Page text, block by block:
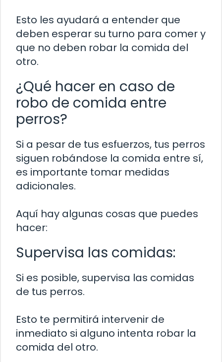
Esto les ayudará a entender que
deben esperar su turno para comer y
que no deben robar la comida del
otro.
¿Qué hacer en caso de
robo de comida entre
perros?
Si a pesar de tus esfuerzos, tus perros
siguen robándose la comida entre sí,
es importante tomar medidas
adicionales.
Aquí hay algunas cosas que puedes
hacer:
Supervisa las comidas:
Si es posible, supervisa las comidas
de tus perros.
Esto te permitirá intervenir de
inmediato si alguno intenta robar la
comida del otro.